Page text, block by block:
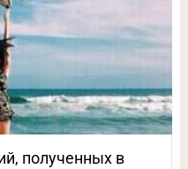
полученных в